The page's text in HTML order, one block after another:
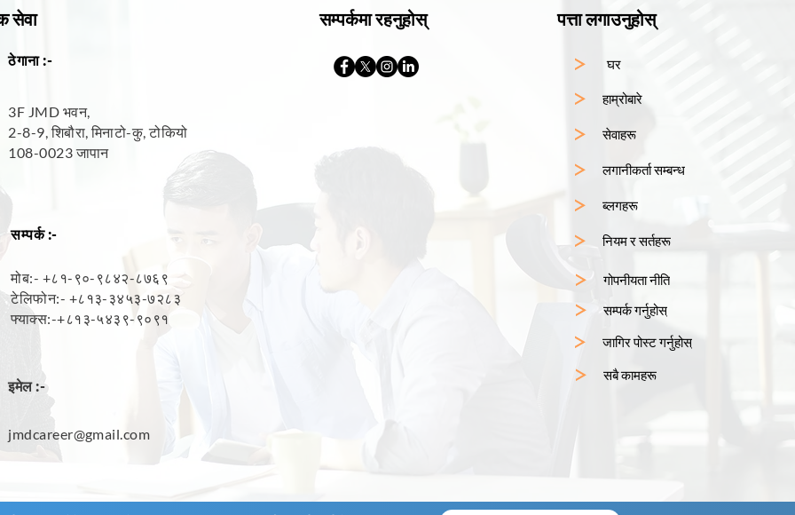
सेवा
ठेगाना :-
3F JMD भवन,
2-8-9, शिबौरा, मिनाटो-कु, टोकियो
108-0023 जापान
सम्पर्क :-
मोब:- +८१-९०-९८४२-८७६९
टेलिफोन:- +८१३-३४५३-७२८३
फ्याक्स:-+८१३-५४३९-९०९१
इमेल :-
jmdcareer@gmail.com
सम्पर्कमा रहनुहोस् पत्ता लगाउनुहोस्
घर
हाम्रोबारे
सेवाहरू
लगानीकर्ता सम्बन्ध
ब्लगहरू
नियम र सर्तहरू
गोपनीयता नीति
सम्पर्क गर्नुहोस्
जागिर पोस्ट गर्नुहोस्
सबै कामहरू